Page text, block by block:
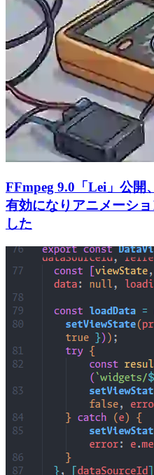
FFmpeg 9.0「Lei」公開
有効になりアニメーシ
した